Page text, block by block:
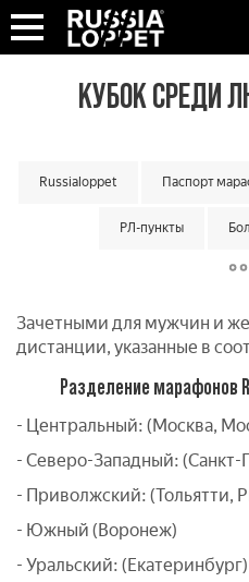
КУБОК СРЕДИ
Russialoppet Паспорт
РЛ-пункты
Малый кубок команд
Зачетными для мужчин и
дистанции, указанные в
Разделение марафонов
- Центральный: (Москва,
- Северо-Западный:
- Приволжский: (Тольятти,
- Южный (Воронеж)
- Уральский: (Екатеринбург)